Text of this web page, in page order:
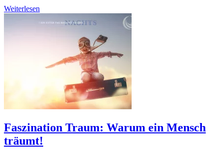
Weiterlesen
Faszination Traum: Warum ein Mensch
träumt!